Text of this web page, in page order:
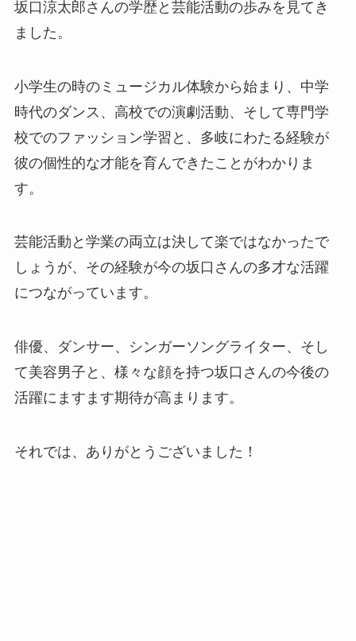
坂口涼太郎さんの学歴と芸能活動の歩みを見てき
ました。
小学生の時のミュージカル体験から始まり、中学
時代のダンス、高校での演劇活動、そして専門学
校でのファッション学習と、多岐にわたる経験が
彼の個性的な才能を育んできたことがわかりま
す。
芸能活動と学業の両立は決して楽ではなかったで
しょうが、その経験が今の坂口さんの多才な活躍
につながっています。
俳優、ダンサー、シンガーソングライター、そし
て美容男子と、様々な顔を持つ坂口さんの今後の
活躍にますます期待が高まります。
それでは、ありがとうございました！